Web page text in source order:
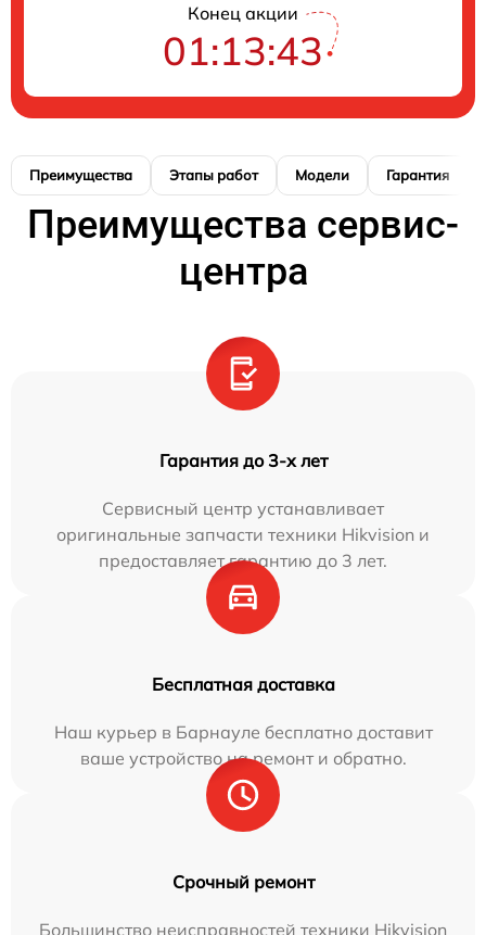
Конец акции
01:13:42
Преимущества Этапы работ Модели Гарантия
Преимущества сервис-
центра
Гарантия до 3-х лет
Сервисный центр устанавливает
оригинальные запчасти техники Hikvision и
предоставляет гарантию до 3 лет.
Бесплатная доставка
Наш курьер в Барнауле бесплатно доставит
ваше устройство на ремонт и обратно.
Срочный ремонт
Большинство неисправностей техники Hikvision